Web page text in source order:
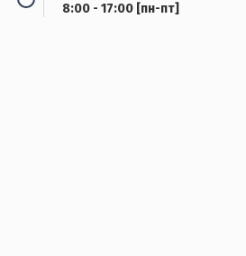
8:00 - 17:00 [пн-пт]